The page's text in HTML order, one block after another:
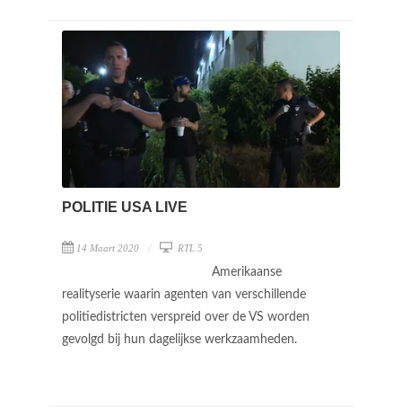
POLITIE USA LIVE
14 Maart 2020 RTL 5
Amerikaanse
realityserie waarin agenten van verschillende
politiedistricten verspreid over de VS worden
gevolgd bij hun dagelijkse werkzaamheden.